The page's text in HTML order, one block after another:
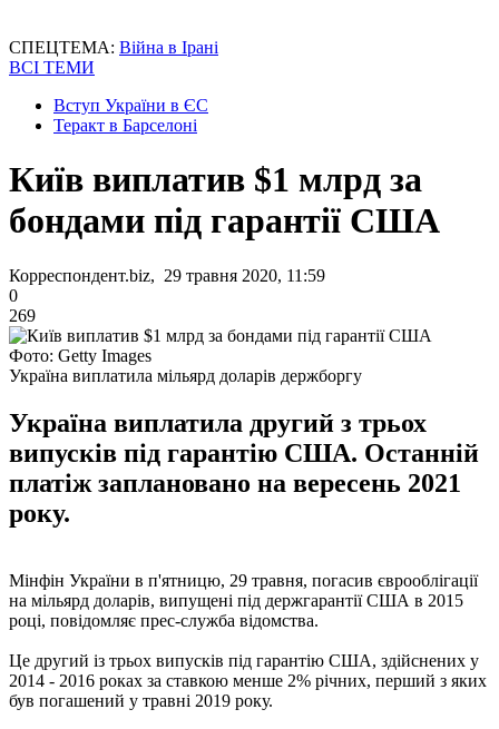
СПЕЦТЕМА: Війна в Ірані
ВСІ ТЕМИ
Вступ України в ЄС
Теракт в Барселоні
Київ виплатив $1 млрд за
бондами під гарантії США
Корреспондент.biz, 29 травня 2020, 11:59
0
269
Фото: Getty Images
Україна виплатила мільярд доларів держборгу
Україна виплатила другий з трьох
випусків під гарантію США. Останній
платіж заплановано на вересень 2021
року.
Мінфін України в п'ятницю, 29 травня, погасив єврооблігації
на мільярд доларів, випущені під держгарантії США в 2015
році, повідомляє прес-служба відомства.
Це другий із трьох випусків під гарантію США, здійснених у
2014 - 2016 роках за ставкою менше 2% річних, перший з яких
був погашений у травні 2019 року.